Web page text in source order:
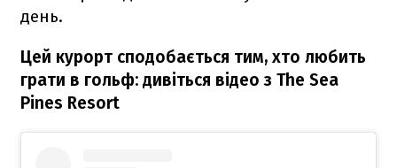
день.
Цей курорт сподобається тим, хто любить
грати в гольф: дивіться відео з The Sea
Pines Resort